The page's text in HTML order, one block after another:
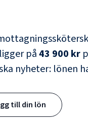
på43 900 kr
nyheter: lönen
till din lön